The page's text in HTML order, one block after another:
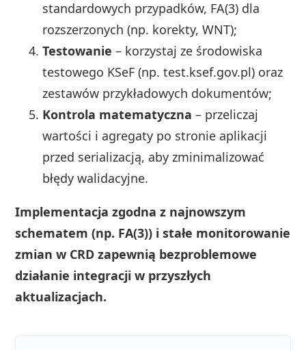
standardowych przypadków, FA(3) dla
rozszerzonych (np. korekty, WNT);
Testowanie – korzystaj ze środowiska
testowego KSeF (np. test.ksef.gov.pl) oraz
zestawów przykładowych dokumentów;
Kontrola matematyczna – przeliczaj
wartości i agregaty po stronie aplikacji
przed serializacją, aby zminimalizować
błędy walidacyjne.
Implementacja zgodna z najnowszym
schematem (np. FA(3)) i stałe monitorowanie
zmian w CRD zapewnią bezproblemowe
działanie integracji w przyszłych
aktualizacjach.